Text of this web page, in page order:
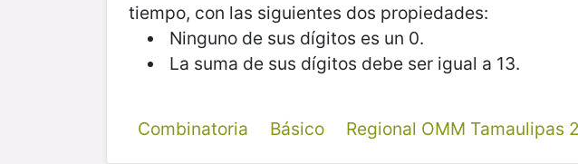
tiempo, con las siguientes dos propiedades:
Ninguno de sus dígitos es un 0.
La suma de sus dígitos debe ser igual a 13.
Combinatoria Básico Regional OMM Tamaulipas